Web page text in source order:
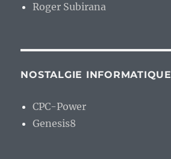
Roger Subirana
NOSTALGIE INFORMATIQUE
CPC-Power
Genesis8